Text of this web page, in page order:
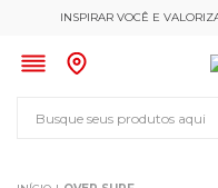
INSPIRAR VOCÊ E